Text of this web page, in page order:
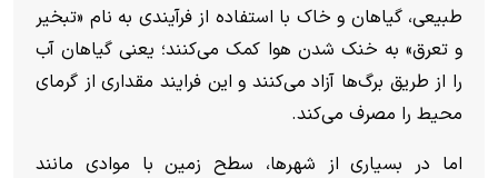
طبیعی، گیاهان و خاک با استفاده از فرآیندی به نام «تبخیر
و تعرق» به خنک شدن هوا کمک می‌کنند؛ یعنی گیاهان آب
را از طریق برگ‌ها آزاد می‌کنند و این فرایند مقداری از گرمای
محیط را مصرف می‌کند.
اما در بسیاری از شهرها، سطح زمین با موادی مانند